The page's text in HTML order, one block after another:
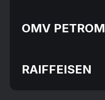
OMV PETROM
RAIFFEISEN